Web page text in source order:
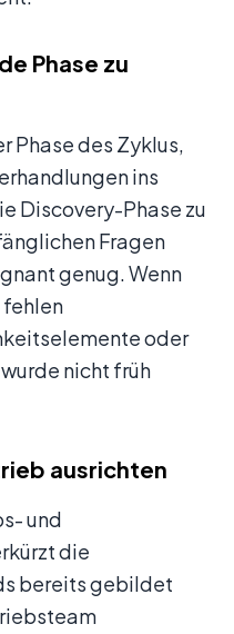
Phase zu
Phase des Zyklus,
ins
Discovery-Phase zu
Fragen
genug. Wenn
fehlen
oder
nicht früh
ausrichten
und
die
bereits gebildet